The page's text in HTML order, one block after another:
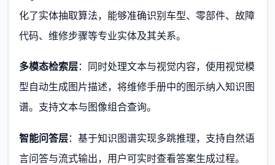
化了实体抽取算法，能够准确识别车型、零部件、故障
代码、维修步骤等专业实体及其关系。
多模态检索层：同时处理文本与视觉内容，使用视觉模
型自动生成图片描述，将维修手册中的图示纳入知识图
谱。支持文本与图像组合查询。
智能问答层：基于知识图谱实现多跳推理，支持自然语
言问答与流式输出，用户可实时查看答案生成过程。